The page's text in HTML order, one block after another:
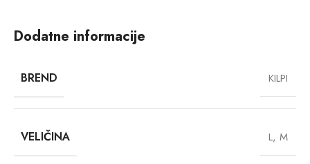
Dodatne informacije
BREND KILPI
VELIČINA L, M